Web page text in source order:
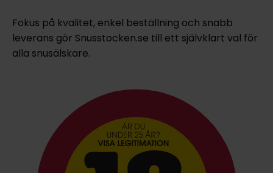
Fokus på kvalitet, enkel beställning och snabb
leverans gör Snusstocken.se till ett självklart val för
alla snusälskare.